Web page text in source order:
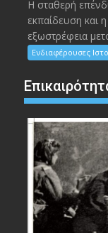
Η σταθερή
εκπαίδευση και
εξωστρέφεια
Ενδιαφέρουσες